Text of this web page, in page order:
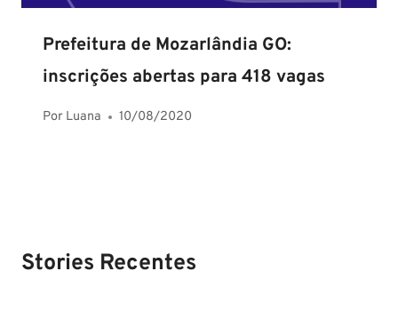
Prefeitura de Mozarlândia GO:
inscrições abertas para 418 vagas
Por Luana 10/08/2020
Stories Recentes